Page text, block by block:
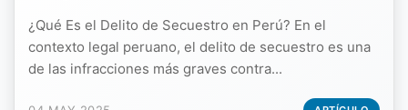
¿Qué Es el Delito de Secuestro en Perú? En el
contexto legal peruano, el delito de secuestro es una
de las infracciones más graves contra...